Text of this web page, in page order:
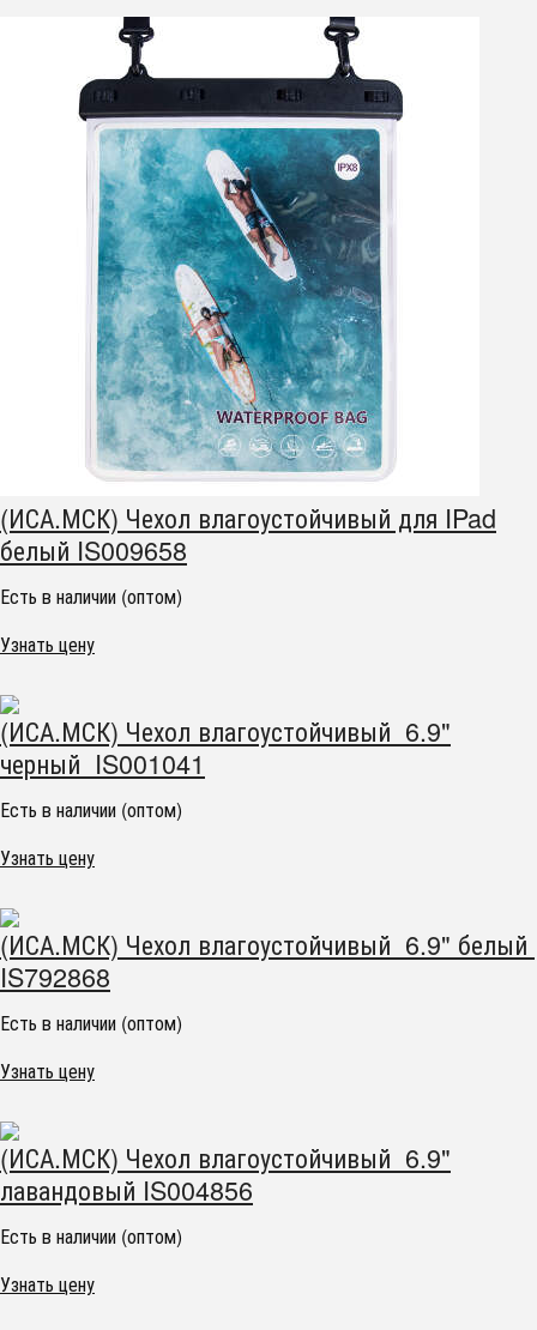
(ИСА.МСК) Чехол влагоустойчивый для IPad
белый IS009658
Есть в наличии (оптом)
Узнать цену
(ИСА.МСК) Чехол влагоустойчивый 6.9"
черный IS001041
Есть в наличии (оптом)
Узнать цену
(ИСА.МСК) Чехол влагоустойчивый 6.9" белый
IS792868
Есть в наличии (оптом)
Узнать цену
(ИСА.МСК) Чехол влагоустойчивый 6.9"
лавандовый IS004856
Есть в наличии (оптом)
Узнать цену